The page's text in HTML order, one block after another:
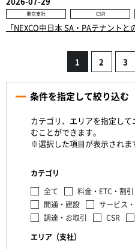
東京支社 CSR
「NEXCO中日本 SA・PAテナント
1 2 3
条件を指定して絞り込む
カテゴリ、エリアを指定し
むことができます。
※選択した項目が表示されま
カテゴリ
全て
料金・ETC・割引
開通・建設
サービス
調達・お取引
CSR
エリア（支社）